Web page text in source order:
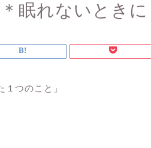
眠れないときに
１つのこと」